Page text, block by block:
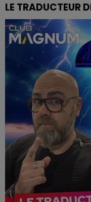
LE TRADUCTEUR
COUPER LES